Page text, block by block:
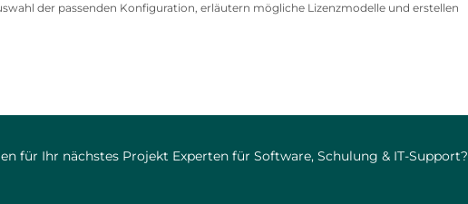
der passenden Konfiguration, erläutern mögliche Lizenzmodelle und erstellen
für Ihr nächstes Projekt Experten für Software, Schulung & IT-Support?